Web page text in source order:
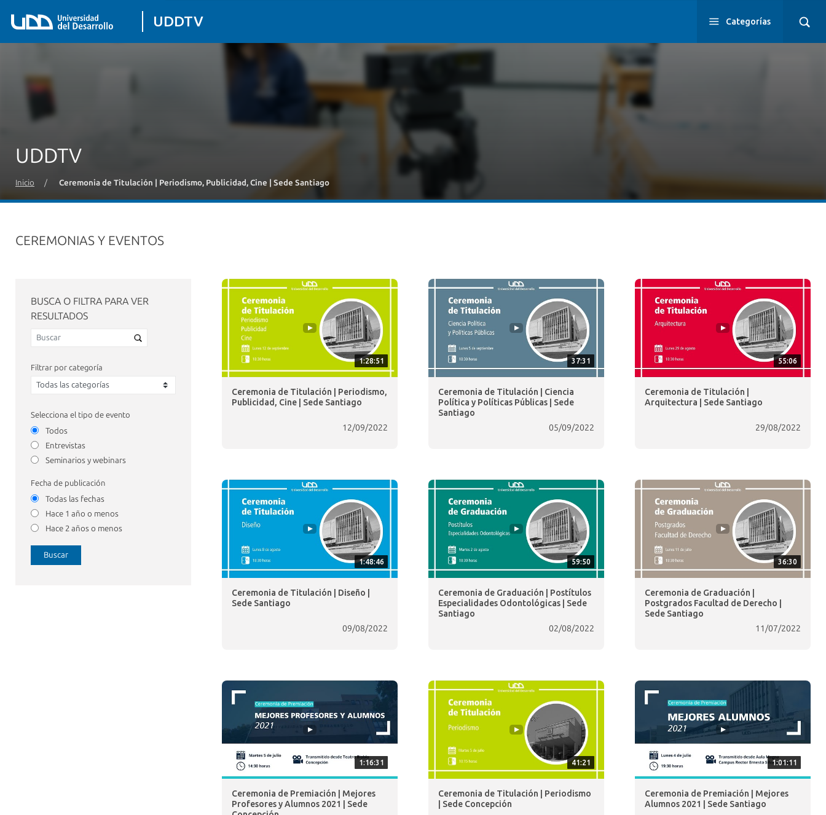
UDDTV Categorías
UDDTV
Inicio / Ceremonia de Titulación | Periodismo, Publicidad, Cine | Sede Santiago
CEREMONIAS Y EVENTOS
BUSCA O FILTRA PARA VER
RESULTADOS
Filtrar por categoría
Selecciona el tipo de evento
Todos
Entrevistas
Seminarios y webinars
Fecha de publicación
Todas las fechas
Hace 1 año o menos
Hace 2 años o menos
Buscar
1:28:51
Ceremonia de Titulación | Periodismo,
Publicidad, Cine | Sede Santiago
12/09/2022
37:31
Ceremonia de Titulación | Ciencia
Política y Políticas Públicas | Sede
Santiago
05/09/2022
55:06
Ceremonia de Titulación |
Arquitectura | Sede Santiago
29/08/2022
1:48:46
Ceremonia de Titulación | Diseño |
Sede Santiago
09/08/2022
59:50
Ceremonia de Graduación | Postítulos
Especialidades Odontológicas | Sede
Santiago
02/08/2022
36:30
Ceremonia de Graduación |
Postgrados Facultad de Derecho |
Sede Santiago
11/07/2022
1:16:31
Ceremonia de Premiación | Mejores
Profesores y Alumnos 2021 | Sede
41:21
Ceremonia de Titulación | Periodismo
| Sede Concepción
1:01:11
Ceremonia de Premiación | Mejores
Alumnos 2021 | Sede Santiago